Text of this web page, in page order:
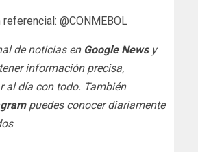
@CONMEBOL
de noticias en Google Newsy
información precisa,
al día con todo. También
puedes conocer diariamente